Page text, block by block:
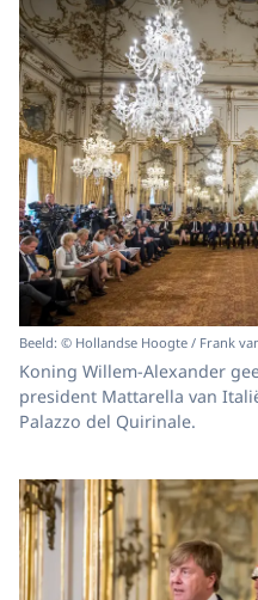
Beeld: © Hollandse Hoogte / Frank
Koning Willem-Alexander
president Mattarella van
Palazzo del Quirinale.